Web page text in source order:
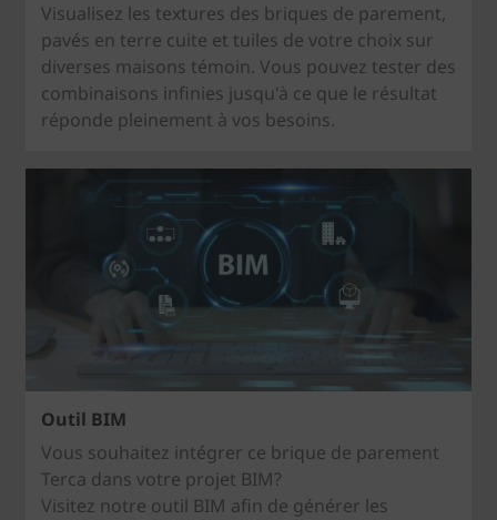
Visualisez les textures des briques de parement,
pavés en terre cuite et tuiles de votre choix sur
diverses maisons témoin. Vous pouvez tester des
combinaisons infinies jusqu'à ce que le résultat
réponde pleinement à vos besoins.
Outil BIM
Vous souhaitez intégrer ce brique de parement
Terca dans votre projet BIM?
Visitez notre outil BIM afin de générer les